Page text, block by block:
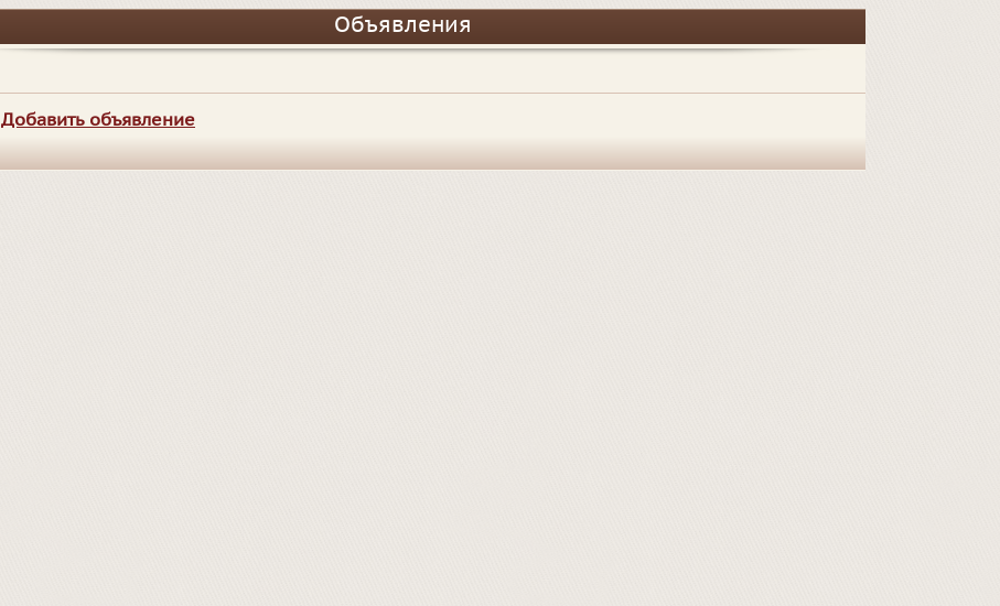
Объявления
Добавить объявление